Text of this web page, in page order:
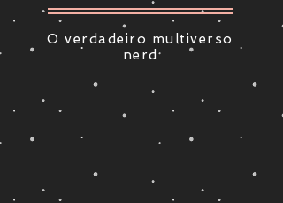
O verdadeiro multiverso
nerd